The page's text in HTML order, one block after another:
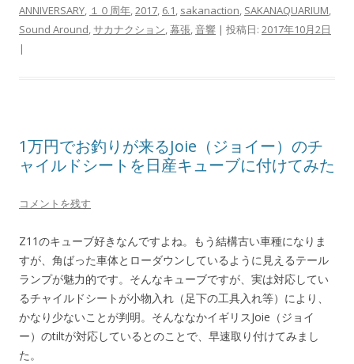
ANNIVERSARY, １０周年,2017, 6.1, sakanaction, SAKANAQUARIUM,
Sound Around,サカナクション,幕張,音響 | 投稿日: 2017年10月2日
|
1万円でお釣りが来るJoie（ジョイー）のチ
ャイルドシートを日産キューブに付けてみた
コメントを残す
Z11のキューブ好きなんですよね。もう結構古い車種になりま
すが、角ばった車体とローダウンしているように見えるテール
ランプが魅力的です。そんなキューブですが、実は対応してい
るチャイルドシートが小物入れ（足下の工具入れ等）により、
かなり少ないことが判明。そんななかイギリスJoie（ジョイ
ー）のtiltが対応しているとのことで、早速取り付けてみまし
た。